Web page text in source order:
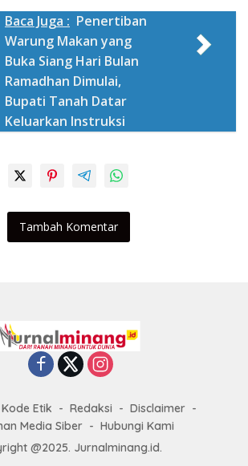
Baca Juga : Penertiban
Warung Makan yang
Buka Siang Hari Bulan
Ramadhan Dimulai,
Bupati Tanah Datar
Keluarkan Instruksi
Tambah Komentar
Kode Etik Redaksi
Disclaimer
Media Siber
Hubungi Kami
@2025. Jurnalminang.id.